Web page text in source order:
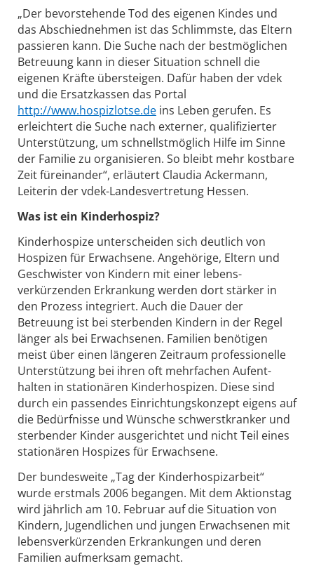
„Der bevorstehende Tod des eigenen Kindes und
das Abschiednehmen ist das Schlimmste, das Eltern
passieren kann. Die Suche nach der bestmöglichen
Betreuung kann in dieser Situation schnell die
eigenen Kräfte übersteigen. Dafür haben der vdek
und die Ersatzkassen das Portal
http://www.hospizlotse.de ins Leben gerufen. Es
erleichtert die Suche nach externer, qualifizierter
Unterstützung, um schnellstmöglich Hilfe im Sinne
der Familie zu organisieren. So bleibt mehr kostbare
Zeit füreinander“, erläutert Claudia Ackermann,
Leiterin der vdek-Landesvertretung Hessen.
Was ist ein Kinderhospiz?
Kinderhospize unterscheiden sich deutlich von
Hospizen für Erwachsene. Angehörige, Eltern und
Geschwister von Kindern mit einer lebens­
verkürzenden Erkrankung werden dort stärker in
den Prozess integriert. Auch die Dauer der
Betreuung ist bei sterbenden Kindern in der Regel
länger als bei Erwachsenen. Familien benötigen
meist über einen längeren Zeitraum professionelle
Unterstützung bei ihren oft mehrfachen Aufent­
halten in stationären Kinderhospizen. Diese sind
durch ein passendes Einrichtungskonzept eigens auf
die Bedürfnisse und Wünsche schwerstkranker und
sterbender Kinder ausgerichtet und nicht Teil eines
stationären Hospizes für Erwachsene.
Der bundesweite „Tag der Kinderhospizarbeit“
wurde erstmals 2006 begangen. Mit dem Aktionstag
wird jährlich am 10. Februar auf die Situation von
Kindern, Jugendlichen und jungen Erwachsenen mit
lebensverkürzenden Erkrankungen und deren
Familien aufmerksam gemacht.